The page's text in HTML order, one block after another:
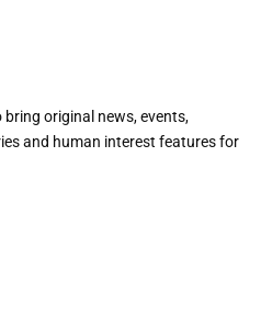
original news, events,
and human interest features for